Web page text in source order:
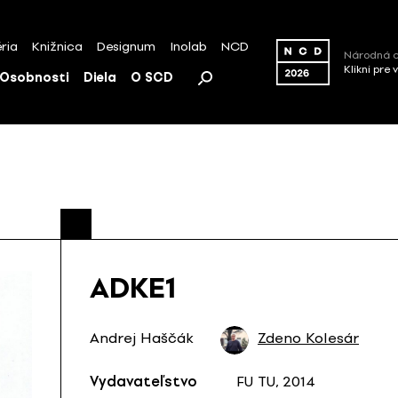
Knižnica Designum Inolab NCD
Osobnosti Diela O SCD
Národná
Klikni pre
ADKE1
Andrej Haščák Zdeno Kolesár
Vydavateľstvo FU TU, 2014